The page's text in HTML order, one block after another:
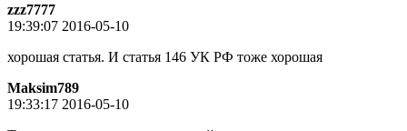
zzz7777
19:39:07 2016-05-10
хорошая статья. И статья 146 УК РФ тоже хорошая
Maksim789
19:33:17 2016-05-10